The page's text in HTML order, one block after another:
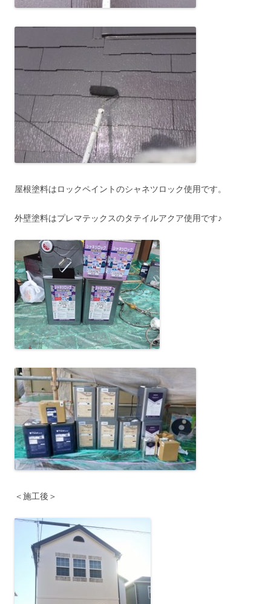
屋根塗料はロックペイントのシャネツロック使用です。
外壁塗料はプレマテックスのタテイルアクア使用です♪
＜施工後＞